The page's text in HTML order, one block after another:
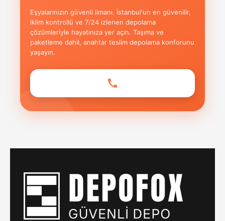
Eşyalarınızın güvenli limanı. İstanbul'un en güvenilir,
iklim kontrollü ve 7/24 izlenen depolama
çözümleriyle hayatınıza yer açın. Taşıma ve
paketleme dahil, anahtar teslim depolama konforunu
yaşayın.